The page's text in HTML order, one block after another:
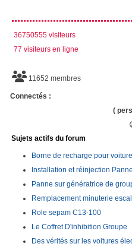
36750555 visiteurs
77 visiteurs en ligne
11652 membres
Connectés :
(
Sujets actifs du forum
Borne de recharge pour
Installation et réinjection
Panne sur génératrice de
Remplacement minuterie
Role sepam C13-100
Le Coffret D'inhibition Groupe
Des vérités sur les voitures